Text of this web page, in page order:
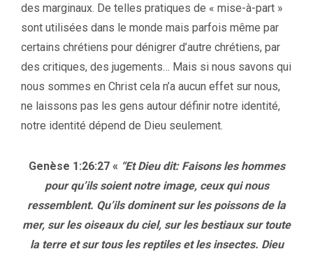
des marginaux. De telles pratiques de « mise-à-part »
sont utilisées dans le monde mais parfois même par
certains chrétiens pour dénigrer d’autre chrétiens, par
des critiques, des jugements… Mais si nous savons qui
nous sommes en Christ cela n’a aucun effet sur nous,
ne laissons pas les gens autour définir notre identité,
notre identité dépend de Dieu seulement.
Genèse 1:26:27 « “Et Dieu dit: Faisons les hommes
pour qu’ils soient notre image, ceux qui nous
ressemblent. Qu’ils dominent sur les poissons de la
mer, sur les oiseaux du ciel, sur les bestiaux sur toute
la terre et sur tous les reptiles et les insectes. Dieu